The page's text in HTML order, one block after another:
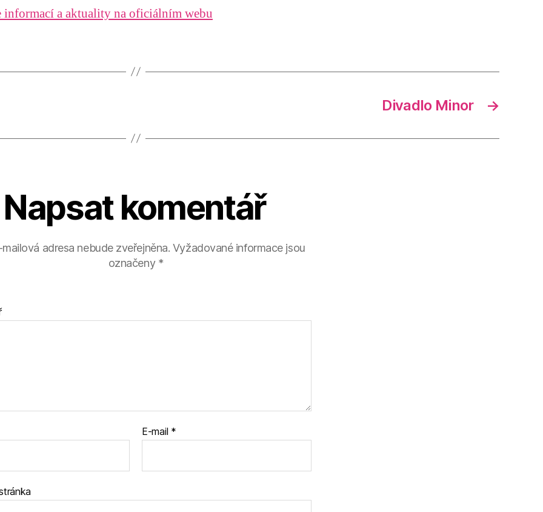
informací a aktuality na oficiálním webu
→
Divadlo Minor
Napsat komentář
adresa nebude zveřejněna. Vyžadované informace jsou
označeny *
E-mail *